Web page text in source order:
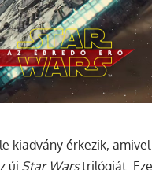
kiadvány érkezik,
új Star Warstrilógiát.